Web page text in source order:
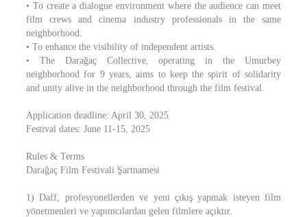
• To create a dialogue environment where the audience can meet
film crews and cinema industry professionals in the same
neighborhood.
• To enhance the visibility of independent artists.
• The Darağaç Collective, operating in the Umurbey
neighborhood for 9 years, aims to keep the spirit of solidarity
and unity alive in the neighborhood through the film festival.
Application deadline: April 30, 2025
Festival dates: June 11-15, 2025
Rules & Terms
Darağaç Film Festivali Şartnamesi
1) Daff, profesyonellerden ve yeni çıkış yapmak isteyen film
yönetmenleri ve yapımcılardan gelen filmlere açıktır.